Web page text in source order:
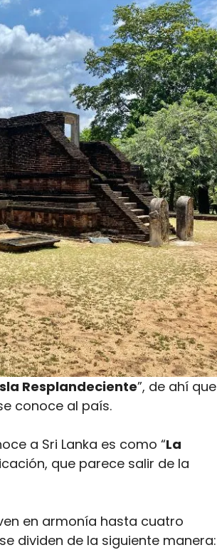
Resplandeciente”, de ahí que
conoce al país.
a Sri Lanka es como “La
que parece salir de la
en armonía hasta cuatro
dividen de la siguiente manera: